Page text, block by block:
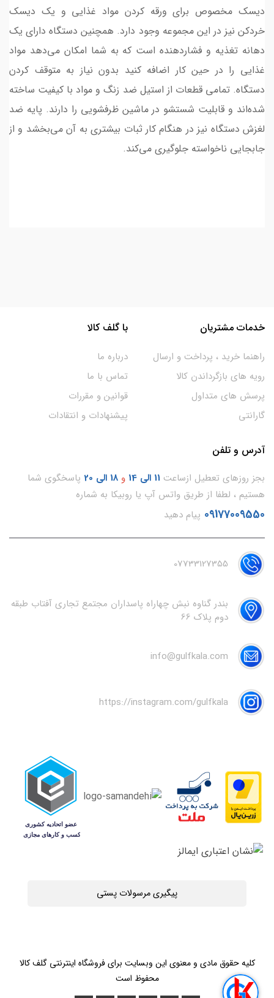
دیسک مخصوص برای ورقه کردن مواد غذایی و یک دیسک
خردکن نیز در این مجموعه وجود دارد. همچنین دستگاه دارای یک
دهانه تغذیه و فشاردهنده است که به شما امکان می‌دهد مواد
غذایی را در حین کار اضافه کنید بدون نیاز به متوقف کردن
دستگاه. تمامی قطعات از استیل ضد زنگ و مواد با کیفیت ساخته
شده‌اند و قابلیت شستشو در ماشین ظرفشویی را دارند. پایه ضد
لغزش دستگاه نیز در هنگام کار ثبات بیشتری به آن می‌بخشد و از
جابجایی ناخواسته جلوگیری می‌کند.
خدمات مشتریان
راهنما خرید ، پرداخت و ارسال
رویه های بازگرداندن کالا
پرسش های متداول
گارانتی
با گلف کالا
درباره ما
تماس با ما
قوانین و مقررات
پیشنهادات و انتقادات
آدرس و تلفن
بجز روزهای تعطیل ازساعت 11 الی 14 و 18 الی 20
پاسخگوی شما
هستیم ، لطفا از طریق واتس آپ یا روبیکا به شماره
09177009550 پیام دهید
07733127355
بندر گناوه نبش چهاراه پاسداران مجتمع تجاری آفتاب طبقه
دوم پلاک 66
info@gulfkala.com
https://instagram.com/gulfkala
پیگیری مرسولات پستی
کلیه حقوق مادی و معنوی این وبسایت برای فروشگاه اینترنتی گلف کالا
محفوظ است